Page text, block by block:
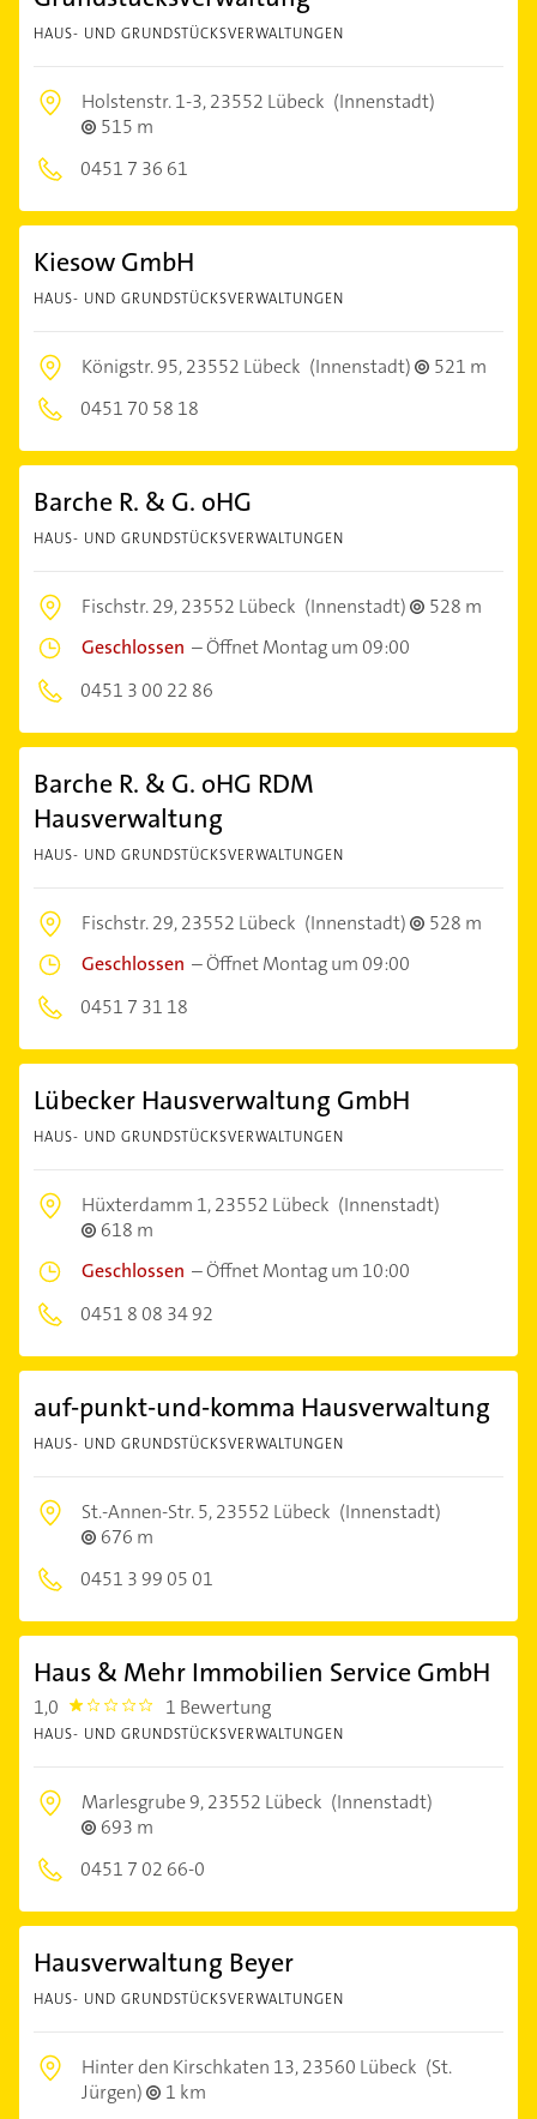
HAUS- UND GRUNDSTÜCKSVERWALTUNGEN
Holstenstr. 1-3,23552 Lübeck (Innenstadt)
515 m
0451 7 36 61
Kiesow GmbH
HAUS- UND GRUNDSTÜCKSVERWALTUNGEN
Königstr. 95,23552 Lübeck (Innenstadt)
521 m
0451 70 58 18
Barche R. & G. oHG
HAUS- UND GRUNDSTÜCKSVERWALTUNGEN
Fischstr. 29,23552 Lübeck (Innenstadt)
528 m
Geschlossen –Öffnet Montag um 09:00
0451 3 00 22 86
Barche R. & G. oHG RDM
Hausverwaltung
HAUS- UND GRUNDSTÜCKSVERWALTUNGEN
Fischstr. 29,23552 Lübeck (Innenstadt)
528 m
Geschlossen –Öffnet Montag um 09:00
0451 7 31 18
Lübecker Hausverwaltung GmbH
HAUS- UND GRUNDSTÜCKSVERWALTUNGEN
Hüxterdamm 1,23552 Lübeck (Innenstadt)
618 m
Geschlossen –Öffnet Montag um 10:00
0451 8 08 34 92
auf-punkt-und-komma Hausverwaltung
HAUS- UND GRUNDSTÜCKSVERWALTUNGEN
St.-Annen-Str. 5,23552 Lübeck (Innenstadt)
676 m
0451 3 99 05 01
Haus & Mehr Immobilien Service GmbH
1,0 1.0 1 Bewertung
HAUS- UND GRUNDSTÜCKSVERWALTUNGEN
Marlesgrube 9,23552 Lübeck (Innenstadt)
693 m
0451 7 02 66-0
Hausverwaltung Beyer
HAUS- UND GRUNDSTÜCKSVERWALTUNGEN
Hinter den Kirschkaten 13,23560 Lübeck (St.
Jürgen)
1 km